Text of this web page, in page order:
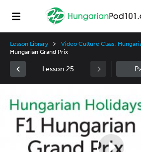
Lesson Library Video Culture Class:
Hungarian Grand Prix
Lesson 25
Player